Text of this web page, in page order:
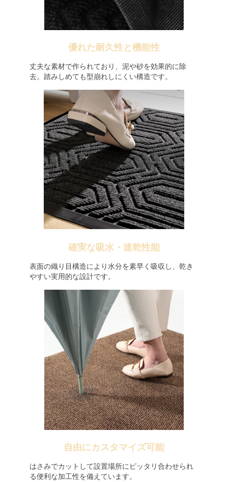
優れた耐久性と機能性
丈夫な素材で作られており、泥や砂を効果的に除
去。踏みしめても型崩れしにくい構造です。
確実な吸水・速乾性能
表面の織り目構造により水分を素早く吸収し、乾き
やすい実用的な設計です。
自由にカスタマイズ可能
はさみでカットして設置場所にピッタリ合わせられ
る便利な加工性を備えています。